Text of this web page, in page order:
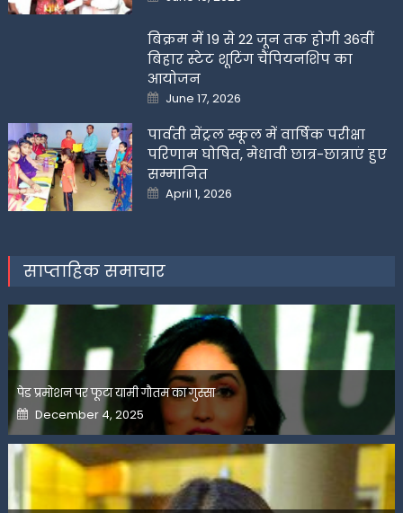
on
बिक्रम में 19 से 22 जून तक होगी 36वीं
बिहार स्टेट शूटिंग चैंपियनशिप का
आयोजन
Posted
on
June 17, 2026
पार्वती सेंट्रल स्कूल में वार्षिक परीक्षा
परिणाम घोषित, मेधावी छात्र-छात्राएं हुए
सम्मानित
Posted
on
April 1, 2026
साप्ताहिक समाचार
पेड प्रमोशन पर फूटा यामी गौतम का गुस्सा
Posted
on
December 4, 2025